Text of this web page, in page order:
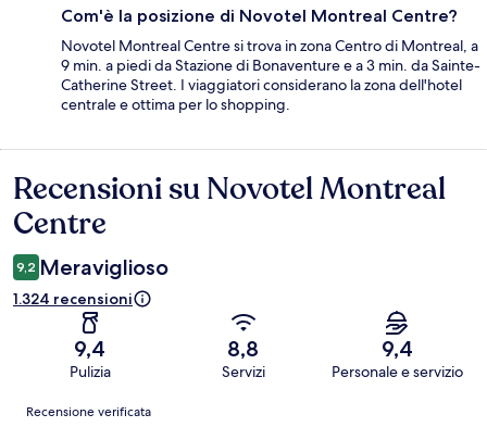
Com'è la posizione di Novotel Montreal Centre?
Novotel Montreal Centre si trova in zona Centro di Montreal, a
9 min. a piedi da Stazione di Bonaventure e a 3 min. da Sainte-
Catherine Street. I viaggiatori considerano la zona dell'hotel
centrale e ottima per lo shopping.
Recensioni
Recensioni su Novotel Montreal
Centre
9,2 Meraviglioso
1.324 recensioni
9,4
Pulizia
8,8
Servizi
9,4
Personale e servizio
Recensioni
Recensione verificata